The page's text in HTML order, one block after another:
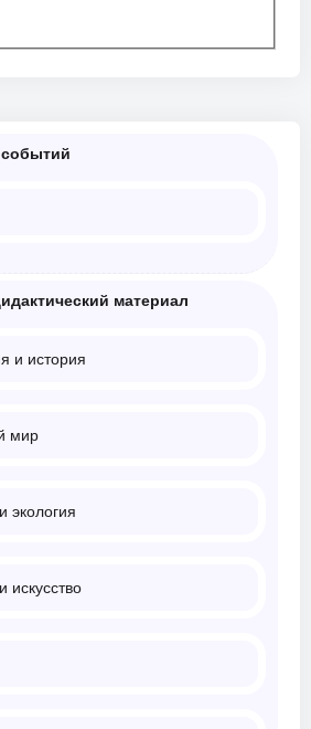
материал
и история
мир
экология
искусство